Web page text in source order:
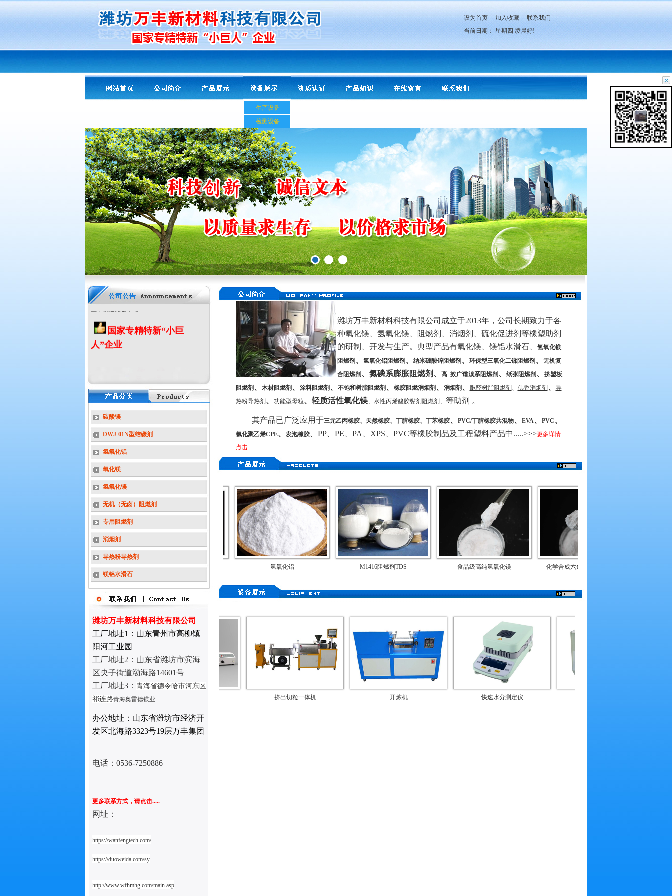
设为首页 加入收藏
联系我们
当前日期： 星期四 凌晨好!
生产设备
检测设备
友情提示：PA专用导热剂导热粉
改性氢氧化镁阻燃剂 超细、高纯氢氧化
镁阻燃剂、氧化镁、活性氢氧化铝阻燃
剂超细活性硼酸锌阻燃剂 环保型三氧
化二锑阻燃剂 无机复合阻燃剂、
材、纸张阻燃剂、消烟剂、橡塑导热助
剂-------为我公司主打产品，产品均已通
过SGS测试，符合欧盟RoHS指令。本
公司已通过ISO9001等国际质量体系认
证，公司荣获国家专精特新小巨人企
业，欢迎光临本站！
人”企业
碳酸镁
DWJ-01N型结碳剂
氢氧化铝
氧化镁
氢氧化镁
无机（无卤）阻燃剂
专用阻燃剂
消烟剂
导热粉导热剂
镁铝水滑石
潍坊万丰新材料科技有限公司
工厂地址1：山东青州市高柳镇
阳河工业园
工厂地址2： 山东省潍坊市滨海
区央子街道渤海路14601号
工厂地址3： 青海省德令哈市河东区
祁连路青海奥雷德镁业
办公地址：山东省潍坊市经济开
发区北海路3323号19层万丰集团
电话： 0536-7250886
更多联系方式，请点击.....
网址：
https://wanfengtech.com/
https://duoweida.com/sy
http://www.wfhmhg.com/main.asp
潍坊万丰新材料科技有限公司成立于2013年，公司长期致力于各
种氧化镁、氢氧化镁、阻燃剂、消烟剂、硫化促进剂等橡塑助剂
的研制、开发与生产。典型产品有氧化镁、镁铝水滑石、
氢氧化镁
阻燃剂、 氢氧化铝阻燃剂、 纳米硼酸锌阻燃剂、 环保型三氧化二锑阻燃剂、
无机复
合阻燃剂、氮磷系膨胀阻燃剂、 高 效广谱溴系阻燃剂、 纸张阻燃剂、
挤塑板
阻燃剂、 木材阻燃剂、 涂料阻燃剂、 不饱和树脂阻燃剂、 橡胶阻燃消烟剂、 消烟剂、 脲醛树脂阻燃剂 、 佛香消烟剂、
导
热粉导热剂、 功能型母粒、 轻质活性氧化镁、水性丙烯酸胶黏剂阻燃剂、 等助剂 。
其产品已广泛应用于三元乙丙橡胶、天然橡胶、丁腈橡胶、丁苯橡胶、 PVC/丁腈橡胶共混物、 EVA、 PVC、
氯化聚乙烯CPE、 发泡橡胶、PP、PE、PA、XPS、PVC等橡胶制品及工程塑料产品中.....>>>更多详情
点击
M1416阻燃剂TDS 食品级高纯氢氧化镁 化学合成六角片晶型氢氧化镁
激光粒度分析仪 挤出切粒一体机 快速水分测定仪